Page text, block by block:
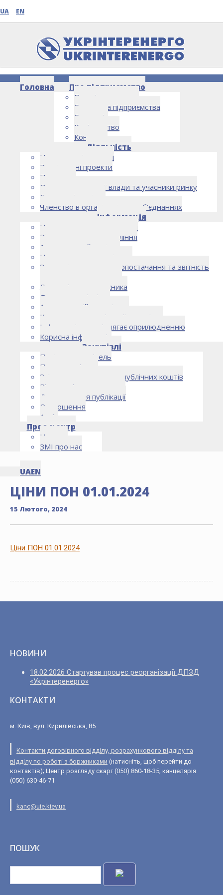
UA EN
Головна
Про підприємство
Про підприємство
Структура підприємства
Стратегія
Керівництво
Контакти
Діяльність
Напрямки діяльності
Реалізовані проекти
Партнери
Органи державної влади та учасники ринку
Спільна діяльність
Членство в організаціях та об’єднаннях
Інформація
Правоустановчі документи
Рішення органу управління
Аудиторський комітет
Нормативно-правові акти
Загальні умови електропостачання та звітність
Лист очікувань власника
Фінансова звітність
Антикорупційна політика
Кодекс етики та ділової поведінки
Інформація, що підлягає оприлюдненню
Корисна інформація
Закупівлі
Політика закупівель
План закупівель
Звіт про використання публічних коштів
Відомості про договори
Договори для публікації
Оголошення
Архів
Прес-центр
Новини
ЗМІ про нас
UAEN
НОВИНИ
ЦІНИ ПОН 01.01.2024
15 Лютого, 2024
Ціни ПОН 01.01.2024
НОВИНИ
18.02.2026 Стартував процес реорганізації ДПЗД
«Укрінтеренерго»
КОНТАКТИ
м. Київ, вул. Кирилівська, 85
Контакти договірного відділу, розрахункового відділу та
відділу по роботі з боржниками (натисніть, щоб перейти до
контактів); Центр розгляду скарг (050) 860-18-35; канцелярія
(050) 630-46-71
kanc@uie.kiev.ua
ПОШУК